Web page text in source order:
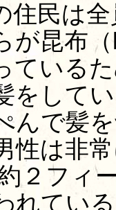
は全員
が昆布
ている
をして
んで髪
性は非
２フィ
れてい